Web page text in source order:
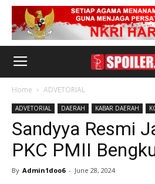
Home ADVETORIAL
ADVETORIAL DAERAH KABAR DAERAH
Sandyya Resmi
PKC PMII
By Admin1doo6 - June 28, 2024